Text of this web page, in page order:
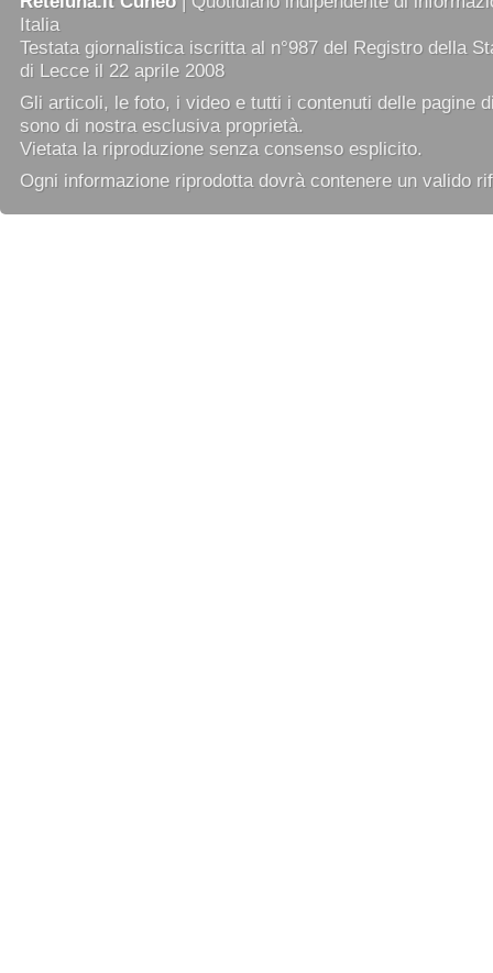
Italia
Testata giornalistica iscritta al n°987 del Registro della
di Lecce il 22 aprile 2008
Gli articoli, le foto, i video e tutti i contenuti delle pagine
sono di nostra esclusiva proprietà.
Vietata la riproduzione senza consenso esplicito.
Ogni informazione riprodotta dovrà contenere un valido